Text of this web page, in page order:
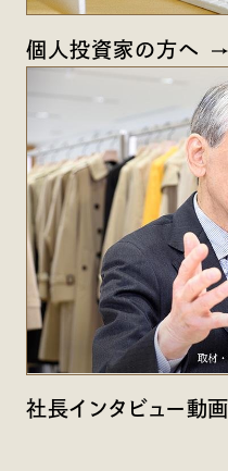
個人投資家の方へ
社長インタビュー動画